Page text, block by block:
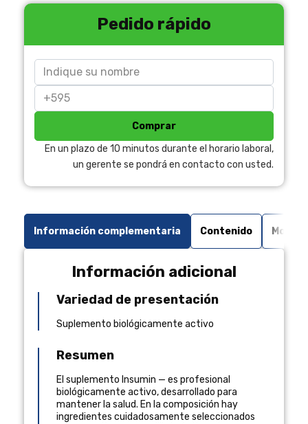
Pedido rápido
Comprar
En un plazo de 10 minutos durante el horario laboral,
un gerente se pondrá en contacto con usted.
Información complementaria Contenido Modo
Información adicional
Variedad de presentación
Suplemento biológicamente activo
Resumen
El suplemento Insumin — es profesional
biológicamente activo, desarrollado para
mantener la salud. En la composición hay
ingredientes cuidadosamente seleccionados